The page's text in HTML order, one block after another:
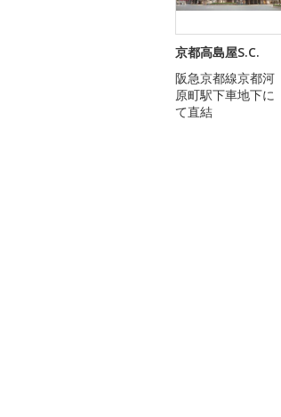
京都高島屋S.C.
阪急京都線京都河
原町駅下車地下に
て直結